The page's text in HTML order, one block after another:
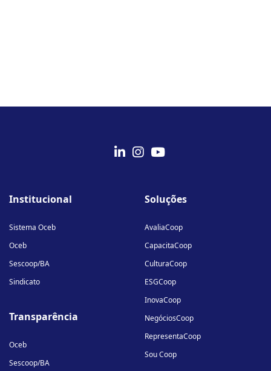
linkedin-
instagram
youtube
Institucional
Sistema Oceb
Oceb
Sescoop/BA
Sindicato
Transparência
Oceb
Sescoop/BA
Soluções
AvaliaCoop
CapacitaCoop
CulturaCoop
ESGCoop
InovaCoop
NegóciosCoop
RepresentaCoop
Sou Coop